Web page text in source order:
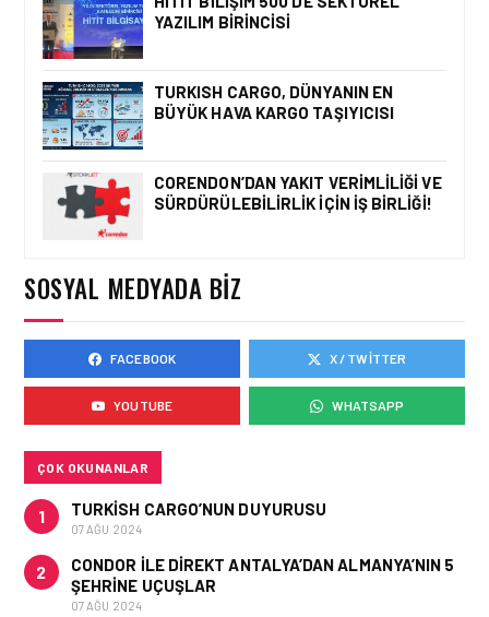
KRIZ YÖNETIMI, İNSAN
FAKTÖRÜ VE LIDERLIK:
BA919 SEFERI ÖRNEĞI
KÖŞE YAZILARI • 25 TEM 2026
İSTATISTIKLER
KÖŞE YAZILARI • 22 TEM 2026
ALTIN DAKIKALAR:
HAVALIMANLARININ
GÖRÜNMEYEN EKONOMISI
YAZILIM BIRINCISI
TURKISH CARGO, DÜNYANIN EN
BÜYÜK HAVA KARGO TAŞIYICISI
CORENDON’DAN YAKIT VERIMLILIĞI VE
SÜRDÜRÜLEBILIRLIK IÇIN İŞ BIRLIĞI!
SOSYAL MEDYADA BIZ
FACEBOOK X / TWITTER
YOUTUBE WHATSAPP
ÇOK OKUNANLAR
1 TURKISH CARGO’NUN DUYURUSU
07 AĞU 2024
2
CONDOR ILE DIREKT ANTALYA’DAN ALMANYA’NIN 5
ŞEHRINE UÇUŞLAR
07 AĞU 2024